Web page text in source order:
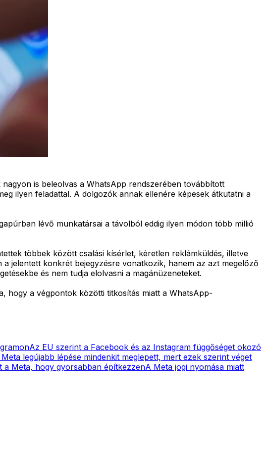
is beleolvas a WhatsApp rendszerében továbbított
ilyen feladattal. A dolgozók annak ellenére képesek átkutatni a
lévő munkatársai a távolból eddig ilyen módon több millió
többek között csalási kísérlet, kéretlen reklámküldés, illetve
jelentett konkrét bejegyzésre vonatkozik, hanem az azt megelőző
és nem tudja elolvasni a magánüzeneteket.
hogy a végpontok közötti titkosítás miatt a WhatsApp-
Az EU szerint a Facebook és az Instagram függőséget okozó
legújabb lépése mindenkit meglepett, mert ezek szerint véget
Meta, hogy gyorsabban építkezzenA Meta jogi nyomása miatt